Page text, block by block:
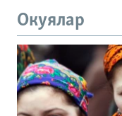
Окуялар